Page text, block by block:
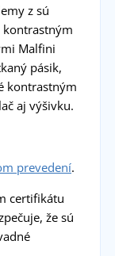
z sú
kontrastným
Malfini
pásik,
kontrastným
aj výšivku.
prevedení.
certifikátu
že sú